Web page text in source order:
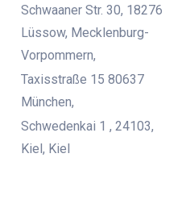
Schwaaner Str. 30, 18276
Lüssow, Mecklenburg-
Vorpommern,
Taxisstraße 15 80637
München,
Schwedenkai 1 , 24103,
Kiel, Kiel